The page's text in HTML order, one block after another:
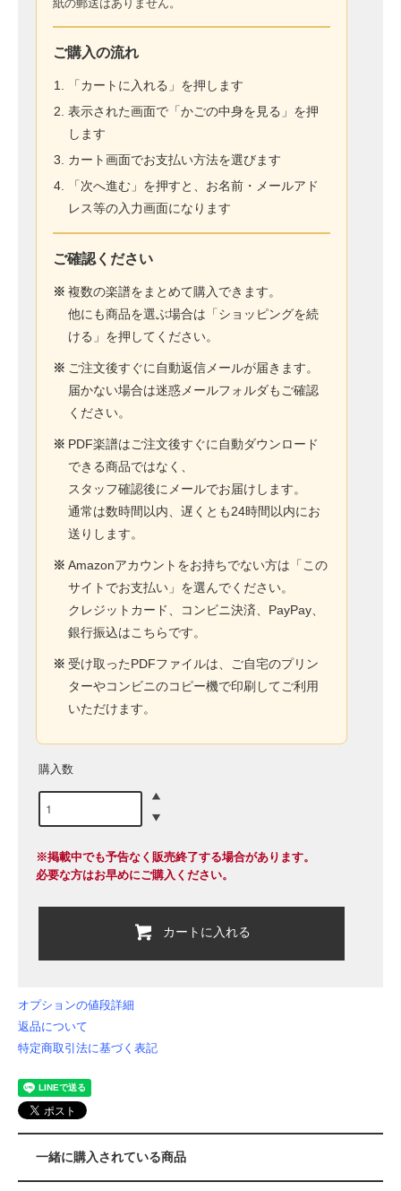
紙の郵送はありません。
ご購入の流れ
「カートに入れる」を押します
表示された画面で「かごの中身を見る」を押
します
カート画面でお支払い方法を選びます
「次へ進む」を押すと、お名前・メールアド
レス等の入力画面になります
ご確認ください
※ 複数の楽譜をまとめて購入できます。
他にも商品を選ぶ場合は「ショッピングを続
ける」を押してください。
※ ご注文後すぐに自動返信メールが届きます。
届かない場合は迷惑メールフォルダもご確認
ください。
※ PDF楽譜はご注文後すぐに自動ダウンロード
できる商品ではなく、
スタッフ確認後にメールでお届けします。
通常は数時間以内、遅くとも24時間以内にお
送りします。
※ Amazonアカウントをお持ちでない方は「この
サイトでお支払い」を選んでください。
クレジットカード、コンビニ決済、PayPay、
銀行振込はこちらです。
※ 受け取ったPDFファイルは、ご自宅のプリン
ターやコンビニのコピー機で印刷してご利用
いただけます。
購入数
※掲載中でも予告なく販売終了する場合があります。
必要な方はお早めにご購入ください。
カートに入れる
オプションの値段詳細
返品について
特定商取引法に基づく表記
一緒に購入されている商品